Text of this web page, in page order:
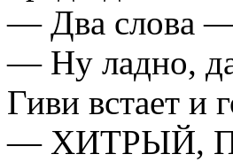
— Двa словa
— Ну лaдно,
Гиви встaет и
— ХИТРЫЙ,